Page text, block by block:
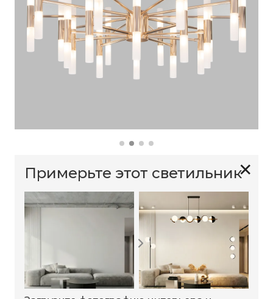
✕
Примерьте этот светильник